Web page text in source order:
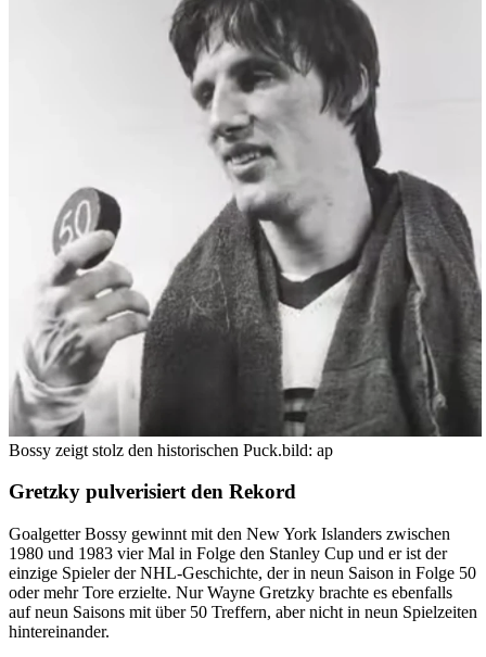
Bossy zeigt stolz den historischen Puck.bild: ap
Gretzky pulverisiert den Rekord
Goalgetter Bossy gewinnt mit den New York Islanders zwischen
1980 und 1983 vier Mal in Folge den Stanley Cup und er ist der
einzige Spieler der NHL-Geschichte, der in neun Saison in Folge 50
oder mehr Tore erzielte. Nur Wayne Gretzky brachte es ebenfalls
auf neun Saisons mit über 50 Treffern, aber nicht in neun Spielzeiten
hintereinander.